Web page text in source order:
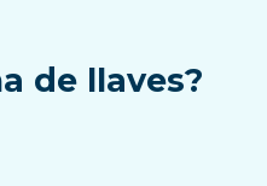
de llaves?